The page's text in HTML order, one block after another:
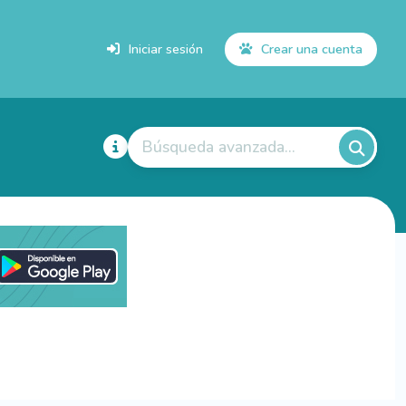
Iniciar sesión Crear una cuenta
Búsqueda avanzada...